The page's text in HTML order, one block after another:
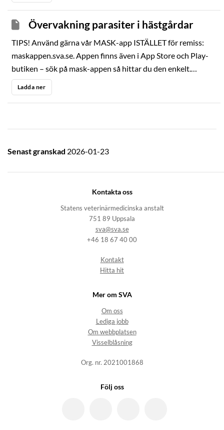
Övervakning parasiter i hästgårdar
TIPS! Använd gärna vår MASK-app ISTÄLLET för remiss:
maskappen.sva.se. Appen finns även i App Store och Play-
butiken – sök på mask-appen så hittar du den enkelt.
Använder du ändå remissen: beställ adresskort på
www.sva.se, använd sökord adresskort. Inkluderar
Ladda ner
Senast granskad 2026-01-23
Kontakta oss
Statens veterinärmedicinska anstalt
751 89 Uppsala
sva@sva.se
+46 18 67 40 00
Kontakt
Hitta hit
Mer om SVA
Om oss
Lediga jobb
Om webbplatsen
Visselblåsning
Org. nr. 2021001868
Följ oss